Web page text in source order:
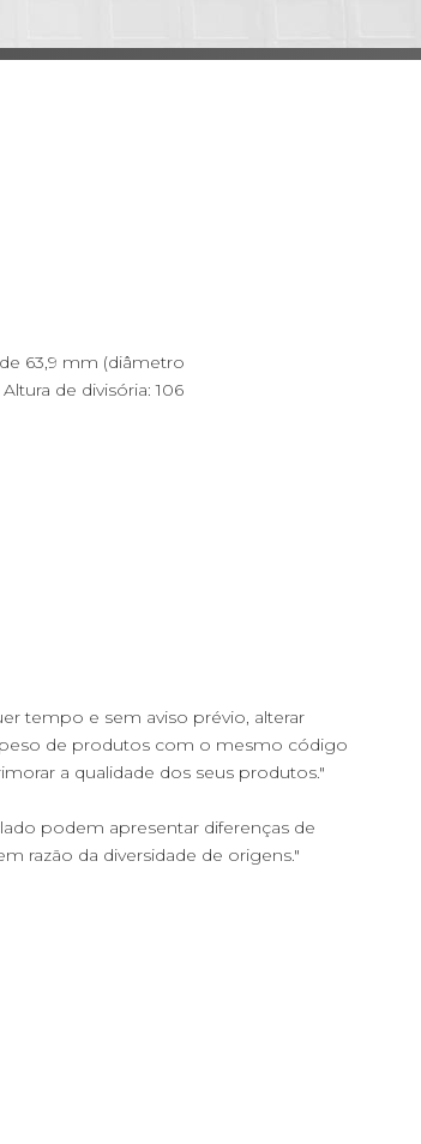
63,9 mm (diâmetro
de divisória: 106
tempo e sem aviso prévio, alterar
de produtos com o mesmo código
a qualidade dos seus produtos."
podem apresentar diferenças de
razão da diversidade de origens."